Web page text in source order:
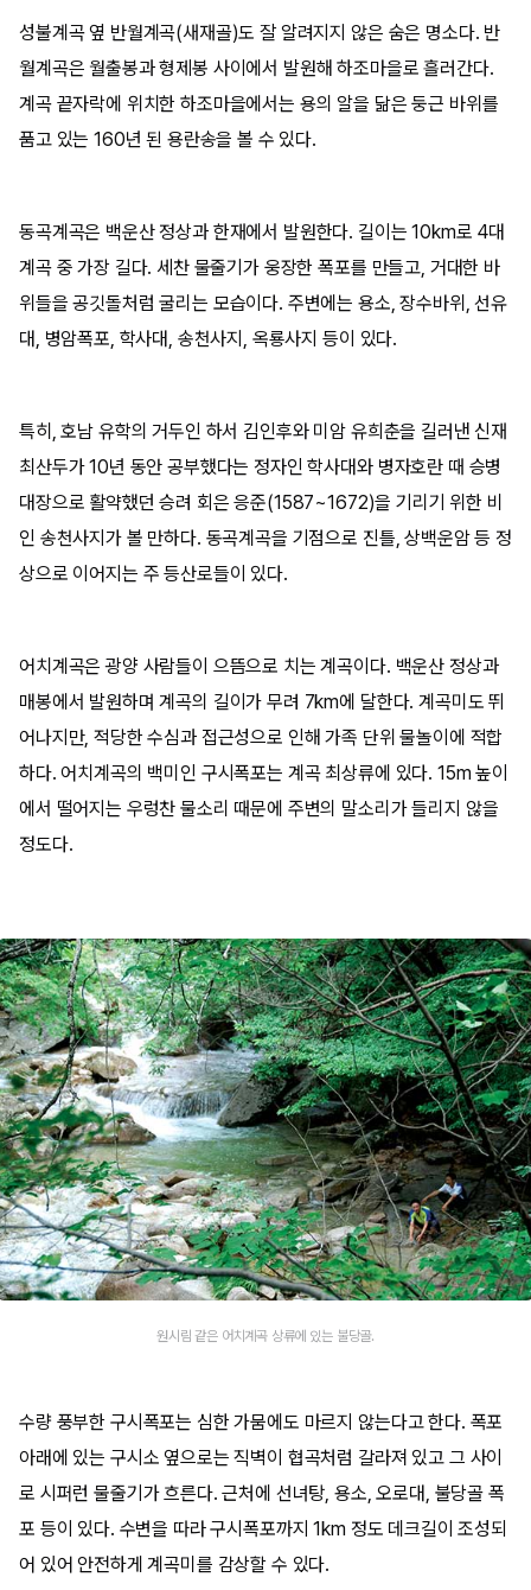
성불계곡 옆 반월계곡(새재골)도 잘 알려지지 않은 숨은 명소다. 반
월계곡은 월출봉과 형제봉 사이에서 발원해 하조마을로 흘러간다.
계곡 끝자락에 위치한 하조마을에서는 용의 알을 닮은 둥근 바위를
품고 있는 160년 된 용란송을 볼 수 있다.
동곡계곡은 백운산 정상과 한재에서 발원한다. 길이는 10km로 4대
계곡 중 가장 길다. 세찬 물줄기가 웅장한 폭포를 만들고, 거대한 바
위들을 공깃돌처럼 굴리는 모습이다. 주변에는 용소, 장수바위, 선유
대, 병암폭포, 학사대, 송천사지, 옥룡사지 등이 있다.
특히, 호남 유학의 거두인 하서 김인후와 미암 유희춘을 길러낸 신재
최산두가 10년 동안 공부했다는 정자인 학사대와 병자호란 때 승병
대장으로 활약했던 승려 회은 응준(1587~1672)을 기리기 위한 비
인 송천사지가 볼 만하다. 동곡계곡을 기점으로 진틀, 상백운암 등 정
상으로 이어지는 주 등산로들이 있다.
어치계곡은 광양 사람들이 으뜸으로 치는 계곡이다. 백운산 정상과
매봉에서 발원하며 계곡의 길이가 무려 7km에 달한다. 계곡미도 뛰
어나지만, 적당한 수심과 접근성으로 인해 가족 단위 물놀이에 적합
하다. 어치계곡의 백미인 구시폭포는 계곡 최상류에 있다. 15m 높이
에서 떨어지는 우렁찬 물소리 때문에 주변의 말소리가 들리지 않을
정도다.
원시림 같은 어치계곡 상류에 있는 불당골.
수량 풍부한 구시폭포는 심한 가뭄에도 마르지 않는다고 한다. 폭포
아래에 있는 구시소 옆으로는 직벽이 협곡처럼 갈라져 있고 그 사이
로 시퍼런 물줄기가 흐른다. 근처에 선녀탕, 용소, 오로대, 불당골 폭
포 등이 있다. 수변을 따라 구시폭포까지 1km 정도 데크길이 조성되
어 있어 안전하게 계곡미를 감상할 수 있다.